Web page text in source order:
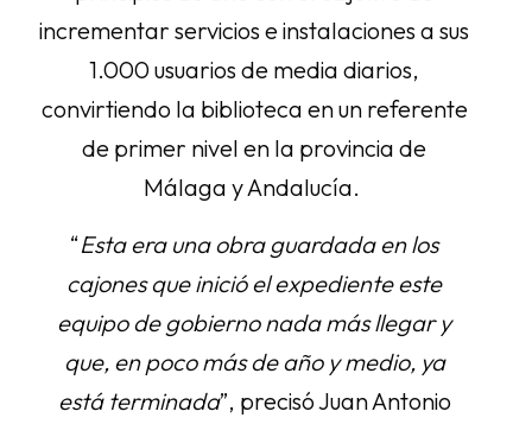
incrementar servicios e instalaciones a sus
1.000 usuarios de media diarios,
convirtiendo la biblioteca en un referente
de primer nivel en la provincia de
Málaga y Andalucía.
“Esta era una obra guardada en los
cajones que inició el expediente este
equipo de gobierno nada más llegar y
que, en poco más de año y medio, ya
está terminada”, precisó Juan Antonio